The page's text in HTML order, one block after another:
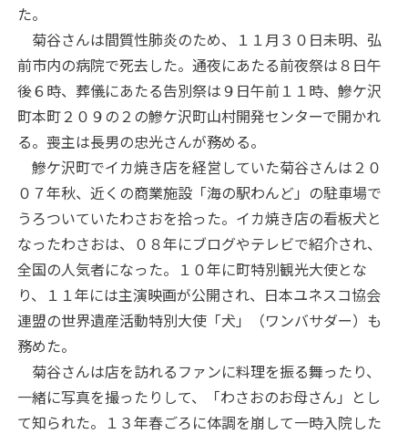
た。
菊谷さんは間質性肺炎のため、１１月３０日未明、弘
前市内の病院で死去した。通夜にあたる前夜祭は８日午
後６時、葬儀にあたる告別祭は９日午前１１時、鰺ケ沢
町本町２０９の２の鰺ケ沢町山村開発センターで開かれ
る。喪主は長男の忠光さんが務める。
鰺ケ沢町でイカ焼き店を経営していた菊谷さんは２０
０７年秋、近くの商業施設「海の駅わんど」の駐車場で
うろついていたわさおを拾った。イカ焼き店の看板犬と
なったわさおは、０８年にブログやテレビで紹介され、
全国の人気者になった。１０年に町特別観光大使とな
り、１１年には主演映画が公開され、日本ユネスコ協会
連盟の世界遺産活動特別大使「犬」（ワンバサダー）も
務めた。
菊谷さんは店を訪れるファンに料理を振る舞ったり、
一緒に写真を撮ったりして、「わさおのお母さん」とし
て知られた。１３年春ごろに体調を崩して一時入院した